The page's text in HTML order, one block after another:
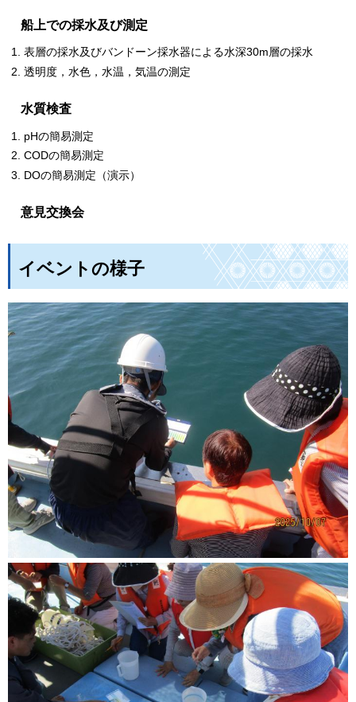
船上での採水及び測定
表層の採水及びバンドーン採水器による水深30m層の採水
透明度，水色，水温，気温の測定
水質検査
pHの簡易測定
CODの簡易測定
DOの簡易測定（演示）
意見交換会
イベントの様子